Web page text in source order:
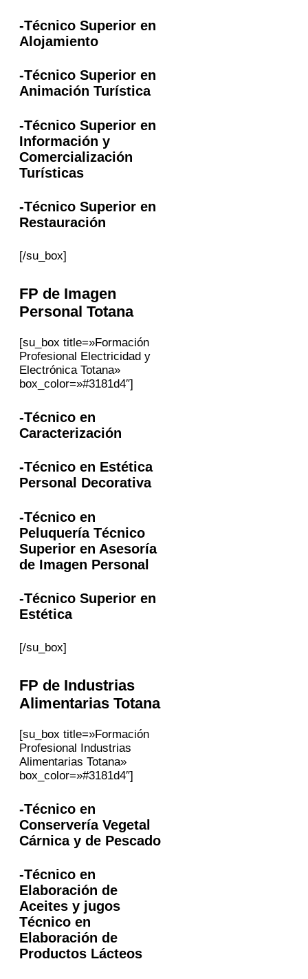
-Técnico Superior en
Alojamiento
-Técnico Superior en
Animación Turística
-Técnico Superior en
Información y
Comercialización
Turísticas
-Técnico Superior en
Restauración
[/su_box]
FP de Imagen
Personal Totana
[su_box title=»Formación
Profesional Electricidad y
Electrónica Totana»
box_color=»#3181d4″]
-Técnico en
Caracterización
-Técnico en Estética
Personal Decorativa
-Técnico en
Peluquería Técnico
Superior en Asesoría
de Imagen Personal
-Técnico Superior en
Estética
[/su_box]
FP de Industrias
Alimentarias Totana
[su_box title=»Formación
Profesional Industrias
Alimentarias Totana»
box_color=»#3181d4″]
-Técnico en
Conservería Vegetal
Cárnica y de Pescado
-Técnico en
Elaboración de
Aceites y jugos
Técnico en
Elaboración de
Productos Lácteos